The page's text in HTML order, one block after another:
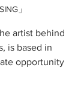
」
artist behind
is based in
opportunity